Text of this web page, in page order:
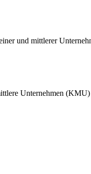
und mittlerer
Unternehmen